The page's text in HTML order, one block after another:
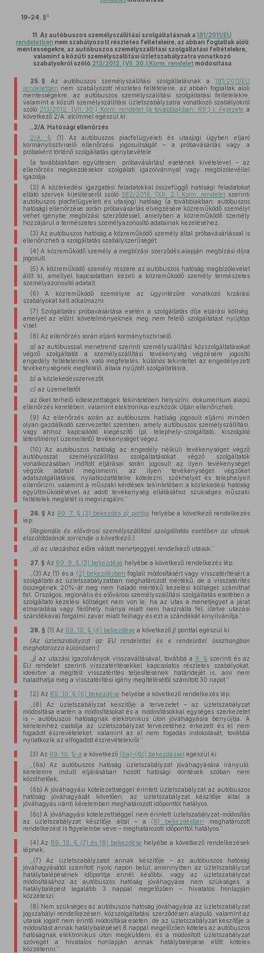
19–24. §5
11. Az autóbuszos személyszállítási szolgáltatásnak a 181/2011/EU
rendeletben nem szabályozott részletes feltételeire, az abban foglaltak alóli
mentességekre, az autóbuszos személyszállítási szolgáltatási feltételekre,
valamint a közúti személyszállítási üzletszabályzatra vonatkozó
szabályokról szóló 213/2012. (VII. 30.) Korm. rendelet módosítása
25. § Az autóbuszos személyszállítási szolgáltatásnak a 181/2011/EU
rendeletben nem szabályozott részletes feltételeire, az abban foglaltak alóli
mentességekre, az autóbuszos személyszállítási szolgáltatási feltételekre,
valamint a közúti személyszállítási üzletszabályzatra vonatkozó szabályokról
szóló 213/2012. (VII. 30.) Korm. rendelet (a továbbiakban: R9.) I. Fejezete a
következő 2/A. alcímmel egészül ki:
„2/A. Hatósági ellenőrzés
2/A. §
(1) Az autóbuszos piacfelügyeleti és utasjogi ügyben eljáró
kormánytisztviselő ellenőrzési jogosultságát – a próbavásárlás vagy a
próbaként történő szolgáltatás igénybevétele
(a továbbiakban együttesen: próbavásárlás) esetének kivételével – az
ellenőrzés megkezdésekor szolgálati igazolvánnyal vagy megbízólevéllel
igazolja.
(2) A közlekedési igazgatási feladatokkal összefüggő hatósági feladatokat
ellátó szervek kijelöléséről szóló382/2016. (XII. 2.) Korm. rendeletszerinti
autóbuszos piacfelügyeleti és utasjogi hatóság (a továbbiakban: autóbuszos
hatóság) ellenőrzése során próbavásárlás elvégzésére közreműködő személyt
vehet igénybe megbízási szerződéssel, amelyben a közreműködő személy
hozzájárul a természetes személyazonosító adatainak kezeléséhez.
(3) Az autóbuszos hatóság a közreműködő személy által próbavásárlással is
ellenőrizheti a szolgáltatás szabályszerűségét.
(4) A közreműködő személy a megbízási szerződés alapján megbízási díjra
jogosult.
(5) A közreműködő személy részére az autóbuszos hatóság megbízólevelet
állít ki, amellyel kapcsolatban kezeli a közreműködő személy természetes
személyazonosító adatait.
(6) A közreműködő személyre az ügyintézőre vonatkozó kizárási
szabályokat kell alkalmazni.
(7) Szolgáltatás próbavásárlása esetén a szolgáltatás díja eljárási költség,
amelyet az előírt követelményeknek meg nem felelő szolgáltatást nyújtója
visel.
(8) Az ellenőrzés során eljáró kormánytisztviselő
a) az autóbusszal menetrend szerinti személyszállítási közszolgáltatásokat
végző szolgáltatót a személyszállítási tevékenység végzésére jogosító
engedély feltételeinek való megfelelés, különös tekintettel az engedélyezett
tevékenységnek megfelelő, általa nyújtott szolgáltatásra,
b) a közlekedésszervezőt,
c) az üzemeltetőt
az őket terhelő kötelezettségek tekintetében helyszíni, dokumentum alapú
ellenőrzés keretében, valamint elektronikai eszközök útján ellenőrizheti.
(9) Az ellenőrzés során az autóbuszos hatóság jogosult eljárni minden
olyan gazdálkodó szervezettel szemben, amely autóbuszos személyszállítási,
vagy ahhoz kapcsolódó kiegészítő (pl. telephely-szolgáltató, kiszolgáló
létesítményt üzemeltető) tevékenységet végez.
(10) Az autóbuszos hatóság az engedély nélküli tevékenységet végző
autóbusszal személyszállítási szolgáltatásokat végző szolgáltatók
vonatkozásában indított eljárásai során jogosult az ilyen tevékenységet
végzők adatait megismerni, az ilyen tevékenységet végzőket
adatszolgáltatásra, nyilatkozattételre kötelezni, székhelyét és telephelyeit
ellenőrizni, valamint a műszaki kérdések tekintetében a közlekedési hatóság
együttműködésével az adott tevékenység ellátásához szükséges műszaki
feltételek meglétét is megvizsgálni.”
26. § Az R9. 7. § (3) bekezdésa) pontja helyébe a következő rendelkezés
lép:
(Regionális és elővárosi személyszállítási szolgáltatás esetében az utasok
elszállításának sorrendje a következő:)
a) az utazáshoz előre váltott menetjeggyel rendelkező utasok,”
27. § Az R9. 9. § (3) bekezdése helyébe a következő rendelkezés lép:
„(3) Az (1) és a (2) bekezdésben foglalt módosításért vagy visszatérítésért a
szolgáltató az üzletszabályzatban meghatározott mértékű, de a visszatérítés
összegének 20%-át meg nem haladó mértékű kezelési költséget számíthat
fel. Országos, regionális és elővárosi személyszállítási szolgáltatás esetében a
szolgáltató kezelési költséget nem von le, ha az utas a menetjegyet a járat
elmaradása vagy férőhely hiánya miatt nem használta fel, illetve utazási
szándékával forgalmi zavar miatt felhagy és ezt a szándékát kinyilvánítja.”
28. § (1) Az R9. 10. § (4) bekezdése a következő j) ponttal egészül ki:
(Az üzletszabályzat az EU rendelettel és e rendelettel összhangban
meghatározza különösen:)
j) az utazási igazolványok visszaváltásával, továbbá a 9. § szerinti és az
EU rendelet szerinti visszatérítésekkel kapcsolatos részletes szabályokat,
ideértve a megítélt visszatérítés teljesítésének határidejét is, ami nem
haladhatja meg a visszatérítési igény megítélésétől számított 30 napot.”
(2) Az R9. 10. § (6) bekezdése helyébe a következő rendelkezés lép:
„(6) Az üzletszabályzat készítője a tervezetet – az üzletszabályzat
módosítása esetén a módosításokat és a módosításokkal egységes szerkezetet
is – autóbuszos hatóságnak elektronikus úton jóváhagyásra benyújtja. A
kérelemhez csatolja az üzletszabályzat tervezetéhez érkezett és el nem
fogadott észrevételeket, valamint az el nem fogadás indokolását, továbbá
nyilatkozik az elfogadott észrevételekről.”
(3) Az R9. 10. §-a a következő (6a)–(6c) bekezdéssel egészül ki:
„(6a) Az autóbuszos hatóság üzletszabályzat jóváhagyására irányuló,
kérelemre indult eljárásában hozott hatósági döntések szóban nem
közölhetőek.
(6b) A jóváhagyási kötelezettséggel érintett üzletszabályzat az autóbuszos
hatóság jóváhagyását követően, az üzletszabályzat készítője által a
jóváhagyás iránti kérelemben meghatározott időponttól hatályos.
(6c) A jóváhagyási kötelezettséggel nem érintett üzletszabályzat-módosítás
az üzletszabályzat készítője által – a (8) bekezdésben meghatározott
rendelkezést is figyelembe véve – meghatározott időponttól hatályos.”
(4) Az R9. 10. § (7) és (8) bekezdése helyébe a következő rendelkezések
lépnek:
„(7) Az üzletszabályzatot annak készítője – az autóbuszos hatóság
jóváhagyásától számított nyolc napon belül, amennyiben az üzletszabályzat
hatálybalépésének időpontja ennél későbbi, vagy az üzletszabályzat
módosításához az autóbuszos hatóság jóváhagyása nem szükséges, a
hatálybalépést legalább 3 nappal megelőzően – hivatalos honlapján
közzéteszi.
(8) Nem szükséges az autóbuszos hatóság jóváhagyása az üzletszabályzat
jogszabályi rendelkezésen, közszolgáltatási szerződésen alapuló, valamint az
utasok jogait nem érintő módosítása esetén, de az üzletszabályzat készítője a
módosítást annak hatálybalépését 8 nappal megelőzően köteles az autóbuszos
hatóságnak elektronikus úton megküldeni, és a módosított üzletszabályzat
szövegét a hivatalos honlapján annak hatálybalépése előtt köteles
közzétenni.”